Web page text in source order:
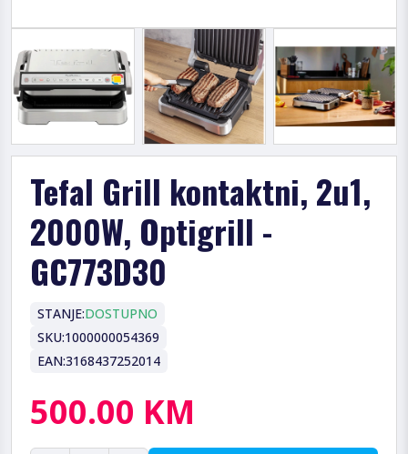
Tefal Grill kontaktni, 2u1,
2000W, Optigrill -
GC773D30
STANJE:DOSTUPNO
SKU:1000000054369
EAN:3168437252014
500.00 KM